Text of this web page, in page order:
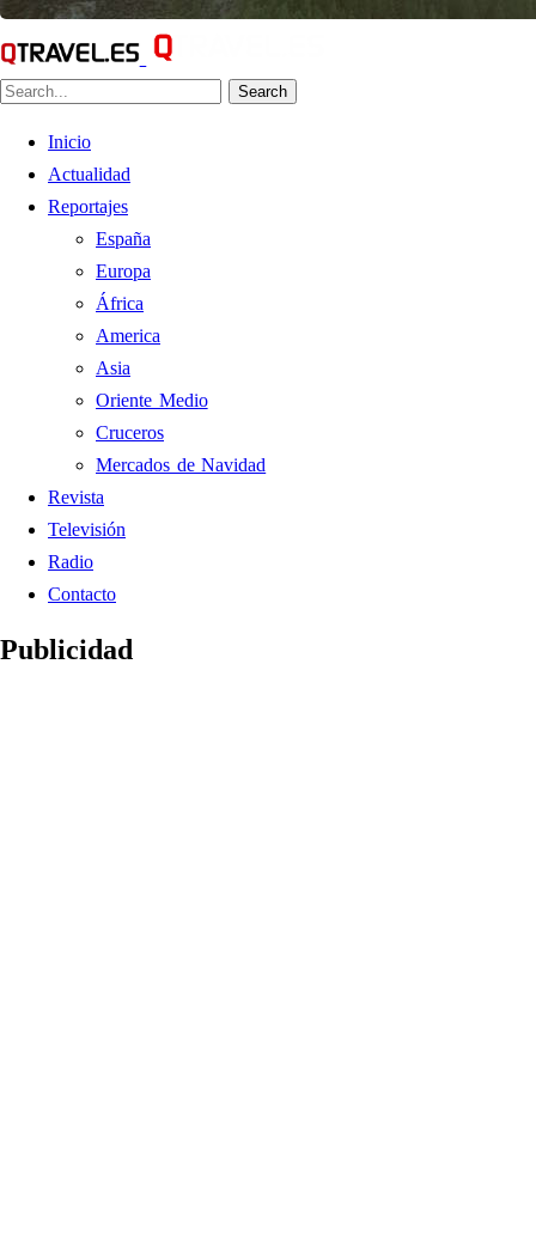
Search
Inicio
Actualidad
Reportajes
España
Europa
África
America
Asia
Oriente Medio
Cruceros
Mercados de Navidad
Revista
Televisión
Radio
Contacto
Publicidad